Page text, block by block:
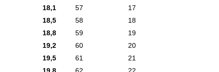
18,1
57
17
18,5
58
18
18,8
59
19
19,2
60
20
19,5
61
21